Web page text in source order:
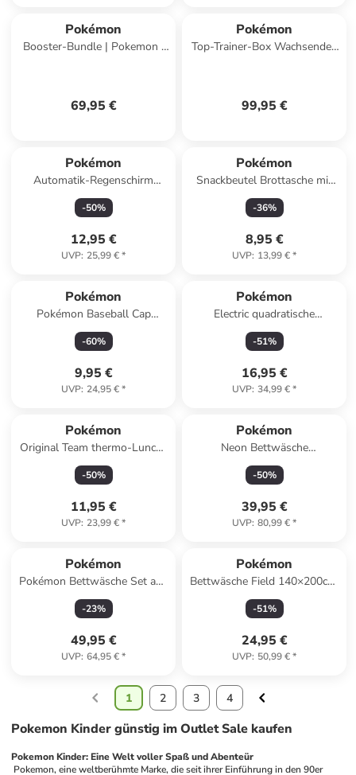
Pokémon
Booster-Bundle | Pokemon |
69,95 €
Pokémon
Top-Trainer-Box Wachsendes
99,95 €
Pokémon
Automatik-Regenschirm
Stockschirm für Kinder
-50%
12,95 €
UVP: 25,99 €*
Pokémon
Snackbeutel Brottasche mit
Kordelzug
-36%
8,95 €
UVP: 13,99 €*
Pokémon
Pokémon Baseball Cap
Trendige Kappe für Jungen &
Mädchen in Mehrfarbig
-60%
9,95 €
UVP: 24,95 €*
Pokémon
Electric quadratische
Plastikflasche 500 ml
-51%
16,95 €
UVP: 34,99 €*
Pokémon
Original Team thermo-Lunch-
Tasche, Kühltasche 23 cm
-50%
11,95 €
UVP: 23,99 €*
Pokémon
Neon Bettwäsche
140×200cm, 70×90 cm
-50%
39,95 €
UVP: 80,99 €*
Pokémon
Pokémon Bettwäsche Set aus
Baumwolle Bettdeckenbezug
140 × 200 cm in Gelb
-23%
49,95 €
UVP: 64,95 €*
Pokémon
Bettwäsche Field 140×200cm,
70×90 cm
-51%
24,95 €
UVP: 50,99 €*
1 2 3 4
Pokemon Kinder günstig im Outlet Sale kaufen
Pokemon Kinder: Eine Welt voller Spaß und Abenteür